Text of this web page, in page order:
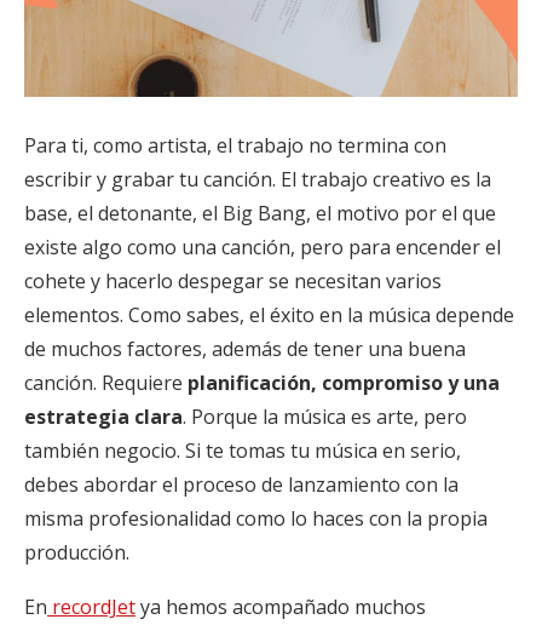
Para ti, como artista, el trabajo no termina con
escribir y grabar tu canción. El trabajo creativo es la
base, el detonante, el Big Bang, el motivo por el que
existe algo como una canción, pero para encender el
cohete y hacerlo despegar se necesitan varios
elementos. Como sabes, el éxito en la música depende
de muchos factores, además de tener una buena
canción. Requiere planificación, compromiso y una
estrategia clara. Porque la música es arte, pero
también negocio. Si te tomas tu música en serio,
debes abordar el proceso de lanzamiento con la
misma profesionalidad como lo haces con la propia
producción.
En recordJetya hemos acompañado muchos